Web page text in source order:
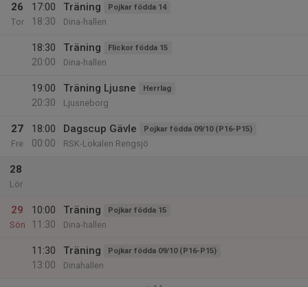
26
Tor
17:00
18:30
Träning Pojkar födda 14
Dina-hallen
18:30
20:00
Träning Flickor födda 15
Dina-hallen
19:00
20:30
Träning Ljusne Herrlag
Ljusneborg
27
Fre
18:00
00:00
Dagscup Gävle Pojkar födda 09/10 (P16-P15)
RSK-Lokalen Rengsjö
28
Lör
29
Sön
10:00
11:30
Träning Pojkar födda 15
Dina-hallen
11:30
13:00
Träning Pojkar födda 09/10 (P16-P15)
Dinahallen